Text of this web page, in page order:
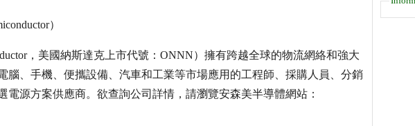
）
，美國納斯達克上市代號：ONNN）擁有跨越全球的物流網絡和強大
腦、手機、便攜設備、汽車和工業等市場應用的工程師、採購人員、分銷
電源方案供應商。欲查詢公司詳情，請瀏覽安森美半導體網站：